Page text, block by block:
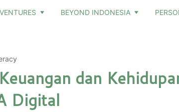
BEYOND INDONESIA
dan
Digital